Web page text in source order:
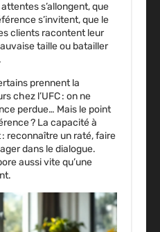
s’allongent, que
s’invitent, que le
clients racontent leur
taille ou batailler
prennent la
chez l’UFC : on ne
perdue… Mais le point
? La capacité à
: reconnaître un raté, faire
dans le dialogue.
aussi vite qu’une